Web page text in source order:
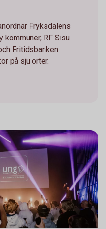
Fryksdalens
kommuner, RF Sisu
Fritidsbanken
på sju orter.